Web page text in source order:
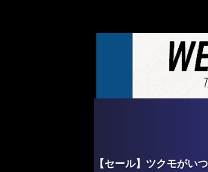
【セール】ツクモがい